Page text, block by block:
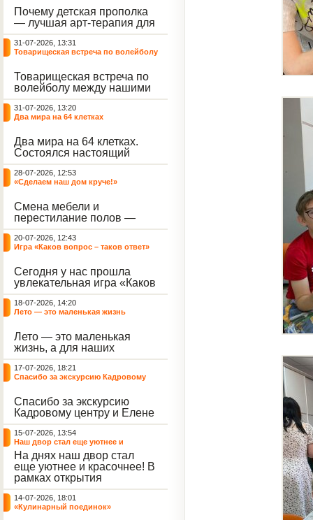
Почему детская прополка
— лучшая арт-терапия для
воспитателя?
31-07-2026, 13:31
Товарищеская встреча по волейболу
Товарищеская встреча по
волейболу между нашими
воспитанниками и
сельскими ребятами.
31-07-2026, 13:20
Два мира на 64 клетках
Два мира на 64 клетках.
Состоялся настоящий
интеллектуальный
праздник — турнир по
шахматам и шашкам.
небывалый ажиотаж среди
воспитанников, превратив
тихие залы центра в арену
напряжённых поединков,
громких аплодисментов и
жарких обсуждений.
28-07-2026, 12:53
«Сделаем наш дом круче!»
Смена мебели и
перестилание полов —
дело рук профессионалов.
А вот создание настоящего
домашнего уюта — задача
этой неделе ребята взяли
инициативу в свои руки и
устроили масштабную
генеральную уборку
жилого корпуса.
20-07-2026, 12:43
Игра «Каков вопрос – таков ответ»
Сегодня у нас прошла
увлекательная игра «Каков
вопрос – таков ответ»,
которая собрала самых
любознательных
игры выступил наш
воспитанник - Константин
Н., который по праву носит
звание самого читающего
и эрудированного
участника наших
мероприятий.
18-07-2026, 14:20
Лето — это маленькая жизнь
Лето — это маленькая
жизнь, а для наших
воспитанниц оно
наполнено открытиями. В
один из теплых дней мы
пластилин, книги и конечно
же телефоны, чтобы
отправиться на небольшую
цветочную охоту в
ближайший луг.
17-07-2026, 18:21
Спасибо за экскурсию Кадровому
Спасибо за экскурсию
Кадровому центру и Елене
Романовне за тёплую
встречу.
15-07-2026, 13:54
Наш двор стал еще уютнее и
красочнее!
На днях наш двор стал
еще уютнее и красочнее! В
рамках открытия
Социальной гостиной
нашего Центра, перед
воспитанниками была
14-07-2026, 18:01
«Кулинарный поединок»